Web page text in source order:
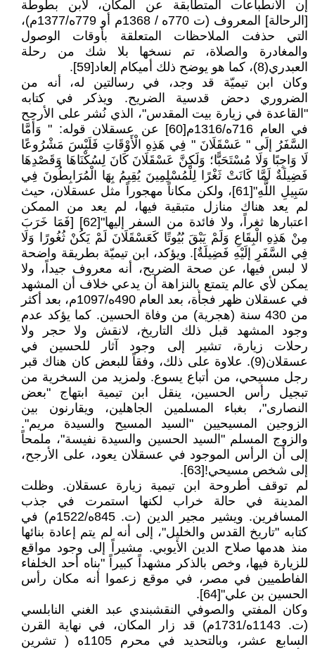
إن الانطباعات المتطابقة عن المكان، لابن بطوطة
[الرحالة] المعروف (ت 770ه / 1368م أو 779ه/1377م)،
التي حذفت الملاحظات المتعلقة بأوقات الوصول
والمغادرة والصلاة، تم نسخها بلا شك من رحلة
العبدري(8)، كما هو يوضح ذلك أميكام إلعاد[59].
وكان ابن تيميّة قد وجد، في رسالتين له، أنه من
الضروري دحض قدسية الضريح. ويذكر في كتابه
"القاعدة في زيارة بيت المقدس"، الذي نُشر على الأرجح
في العام 716ه/1316م[60] عن عسقلان قوله: " وَأَمَّا
السَّفَرُ إلَى " عَسْقَلَانَ " فِي هَذِهِ الْأَوْقَاتِ فَلَيْسَ مَشْرُوعًا
لَا وَاجِبًا وَلَا مُسْتَحَبًّا؛ وَلَكِنَّ عَسْقَلَانَ كَانَ لِسُكْنَاهَا وَقَصْدِهَا
فَضِيلَةٌ لَمَّا كَانَتْ ثَغْرًا لِلْمُسْلِمِينَ يُقِيمُ بِهَا الْمُرَابِطُونَ فِي
سَبِيلِ اللَّهِ"[61]، ولكن مكاناً مهجوراً مثل عسقلان، حيث
لم يعد هناك منازل متبقية فيها، لم يعد من الممكن
اعتبارها ثغراً، ولا فائدة من السفر إليها"[62] [فَمَا خَرَبَ
مِنْ هَذِهِ الْبِقَاعِ وَلَمْ يَبْقَ بُيُوتًا كَعَسْقَلَانَ لَمْ يَكُنْ ثُغُورًا وَلَا
فِي السَّفَرِ إلَيْهِ فَضِيلَةٌ]. ويؤكد، ابن تيميّة بطريقة واضحة
لا لبس فيها، عن صحة الضريح، أنه معروف جيداً، ولا
يمكن لأي عالم يتمتع بالنزاهة أن يدعي خلاف أن المشهد
في عسقلان ظهر فجأة، بعد العام 490ه/1097م، بعد أكثر
من 430 سنة (هجرية) من وفاة الحسين. كما يؤكد عدم
وجود المشهد قبل ذلك التاريخ، لانقش ولا حجر ولا
رحلات زيارة، تشير إلى وجود آثار للحسين في
عسقلان(9). علاوة على ذلك، وفقاً للبعض كان هناك قبر
رجل مسيحي، من أتباع يسوع. ولمزيد من السخرية من
تبجيل رأس الحسين، ينقل ابن تيمية ابتهاج "بعض
النصارى"، بغباء المسلمين الجاهلين، ويقارنون بين
الزوجين المسيحيين "السيد المسيح والسيدة مريم".
والزوج المسلم "السيد الحسين والسيدة نفيسة"، ملمحاً
إلى أن الرأس الموجود في عسقلان يعود، على الأرجح،
إلى شخص مسيحي![63].
لم توقف أطروحة ابن تيمية زيارة عسقلان. وظلت
المدينة في حالة خراب لكنها استمرت في جذب
المسافرين. ويشير مجير الدين (ت. 845ه/1522م) في
كتابه "تاريخ القدس والخليل"، إلى أنه لم يتم إعادة بنائها
منذ هدمها صلاح الدين الأيوبي. مشيراً إلى وجود مواقع
للزيارة فيها، وخص بالذكر مشهداً كبيراً "بناه أحد الخلفاء
الفاطميين في مصر، في موقع زعموا أنه مكان رأس
الحسين بن علي"[64].
وكان المفتي والصوفي النقشبندي عبد الغني النابلسي
(ت. 1143ه/1731م) قد زار المكان، في نهاية القرن
السابع عشر، وبالتحديد في محرم 1105ه ( تشرين